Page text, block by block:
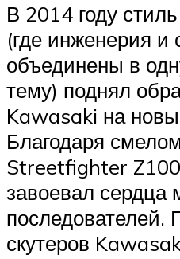
В 2014 году
(где инженерия и
объединены в
тему) поднял
Kawasaki на
Благодаря
Streetfighter
завоевал сердца
последователей.
скутеров